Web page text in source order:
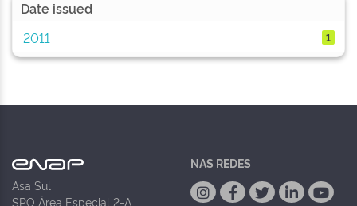
Date issued
2011
1
Asa Sul
SPO Área Especial 2-A
NAS REDES